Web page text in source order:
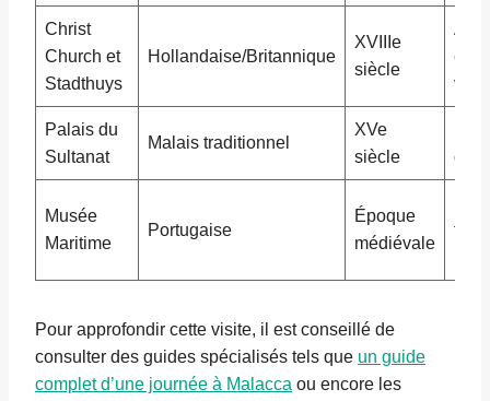
Christ
Church et
Stadthuys
Hollandaise/Britannique
XVIIIe
siècle
vif
Palais du
Sultanat
Malais traditionnel
XVe
siècle
du
Musée
Maritime
Portugaise
Époque
médiévale
Pour approfondir cette visite, il est conseillé de
consulter des guides spécialisés tels que un guide
complet d’une journée à Malacca ou encore les